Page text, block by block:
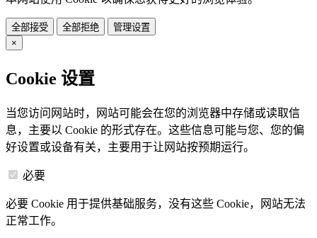
全部接受 全部拒绝
管理设置
×
Cookie 设置
当您访问网站时，网站可能会在您的浏览器中存储或读取信
息，主要以 Cookie 的形式存在。这些信息可能与您、您的偏
好设置或设备有关，主要用于让网站按预期运行。
必要
必要 Cookie 用于提供基础服务，没有这些 Cookie，网站无法
正常工作。